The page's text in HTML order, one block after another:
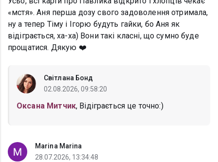
«мстя». Аня перша дозу свого задоволення отримала,
ну а тепер Тіму і Ігорю будуть гайки, бо Аня як
відіграється, ха-ха) Вони такі класні, що сумно буде
прощатися. Дякую ❤️
Світлана Бонд
02.08.2026, 09:58:20
Оксана Митчик, Відіграється це точно:)
Marina Marina
28.07.2026, 13:34:48